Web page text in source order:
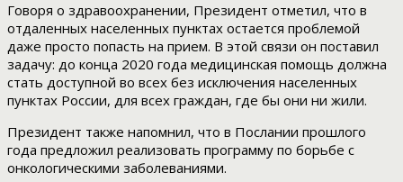
Говоря о здравоохранении, Президент отметил, что в
отдаленных населенных пунктах остается проблемой
даже просто попасть на прием. В этой связи он поставил
задачу: до конца 2020 года медицинская помощь должна
стать доступной во всех без исключения населенных
пунктах России, для всех граждан, где бы они ни жили.
Президент также напомнил, что в Послании прошлого
года предложил реализовать программу по борьбе с
онкологическими заболеваниями.